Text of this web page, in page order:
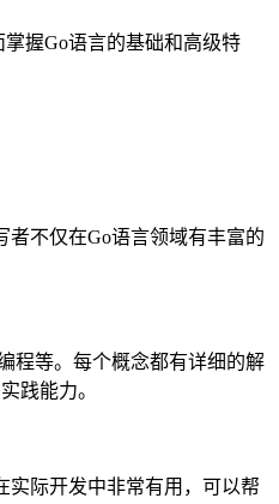
握Go语言的基础和高级特
不仅在Go语言领域有丰富的
程等。每个概念都有详细的解
践能力。
实际开发中非常有用，可以帮